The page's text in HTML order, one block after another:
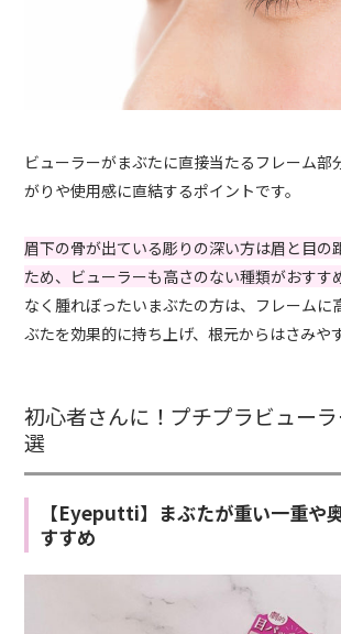
ビューラーがまぶたに直接当たるフレーム部
がりや使用感に直結するポイントです。
眉下の骨が出ている彫りの深い方は眉と目の
ため、ビューラーも高さのない種類がおすす
なく腫れぼったいまぶたの方は、フレームに
ぶたを効果的に持ち上げ、根元からはさみや
初心者さんに！プチプラビュー
選
【Eyeputti】まぶたが重い一重や
すすめ